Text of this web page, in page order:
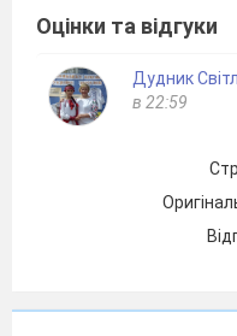
4
Оцінки та відгуки
Дудник
в 22:59